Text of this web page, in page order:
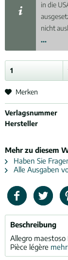
in die
nicht
...
Merken
Verlagsnummer
Hersteller
Mehr zu diesem
Haben Sie
Alle Ausgaben
Beschreibung
Allegro maestoso
Pièce légère mehr